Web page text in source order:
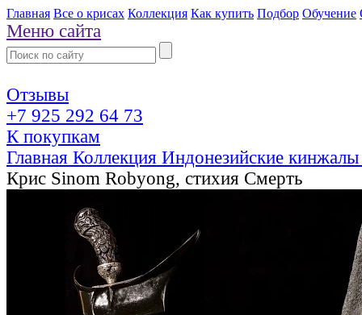
Главная Все о крисах Коллекция Как купить Подбор Обучение
Меню сайта
Отзывы
+7 925 292 64 73
К покупкам
Главная Коллекция Индонезийские
Крис Sinom Robyong, стихия Смерть